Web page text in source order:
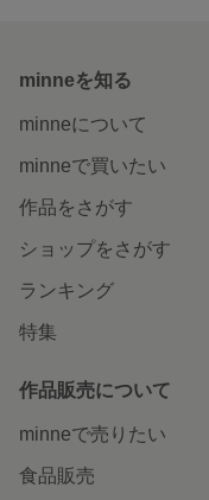
minneを知る
minneについて
minneで買いたい
作品をさがす
ショップをさがす
ランキング
特集
作品販売について
minneで売りたい
食品販売